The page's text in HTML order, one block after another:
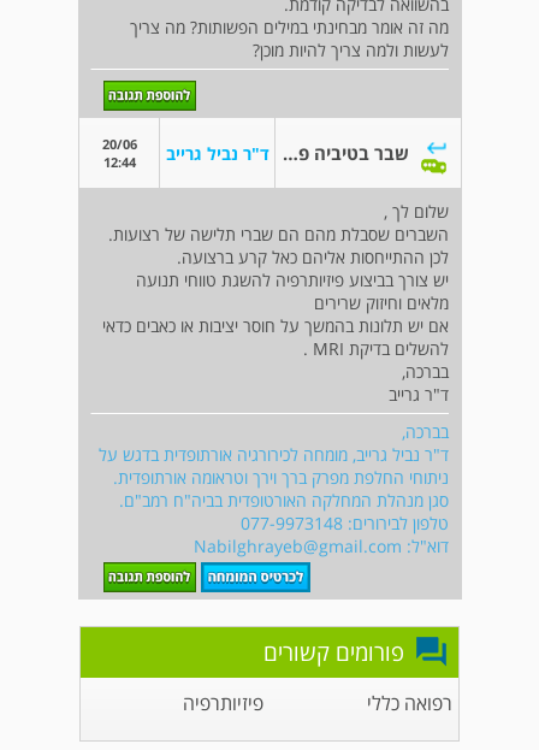
מה זה אומר מבחינתי במילים הפשותות? מה צריך
לעשות ולמה צריך להיות מוכן?
שבר בטיביה פרוקסימלית ד"ר נביל גרייב
20/06
12:44
שלום לך ,
השברים שסבלת מהם הם שברי תלישה של רצועות.
לכן ההתייחסות אליהם כאל קרע ברצועה.
יש צורך בביצוע פיזיותרפיה להשגת טווחי תנועה
מלאים וחיזוק שרירים
אם יש תלונות בהמשך על חוסר יציבות או כאבים כדאי
להשלים בדיקת MRI .
בברכה,
ד"ר גרייב
בברכה,
ד"ר נביל גרייב, מומחה לכירורגיה אורתופדית בדגש על
ניתוחי החלפת מפרק ברך וירך וטראומה אורתופדית.
סגן מנהלת המחלקה האורטופדית בביה"ח רמב"ם.
טלפון לבירורים: 077-9973148
דוא"ל: Nabilghrayeb@gmail.com
פורומים קשורים
רפואה כללי פיזיותרפיה